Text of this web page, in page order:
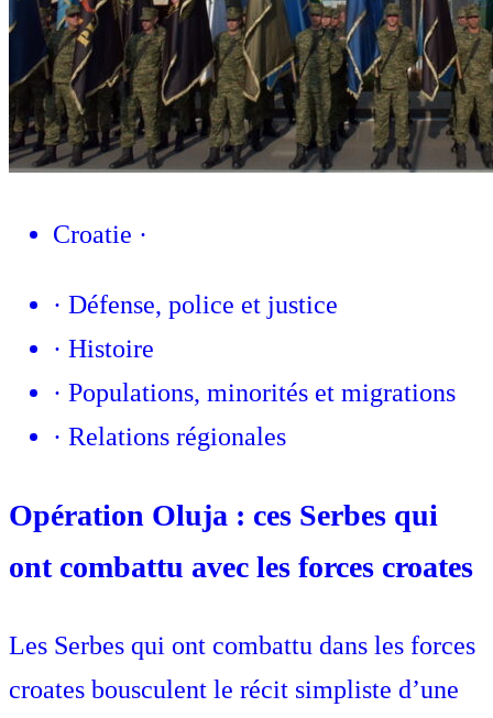
Croatie ·
· Défense, police et justice
· Histoire
· Populations, minorités et migrations
· Relations régionales
Opération Oluja : ces Serbes qui
ont combattu avec les forces croates
Les Serbes qui ont combattu dans les forces
croates bousculent le récit simpliste d’une